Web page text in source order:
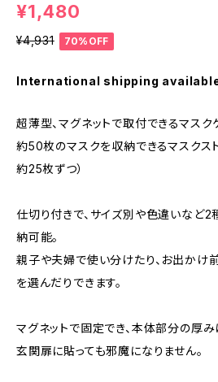
¥1,480
¥4,931 70%OFF
International shipping
超薄型、マグネットで取付できるマスク
約50枚のマスクを収納できるマスクス
約25枚ずつ）
仕切り付きで、サイズ別や色違いなど
納可能。
親子や夫婦で使い分けたり、お出かけ
を選んだりできます。
マグネットで固定でき、本体部分の厚
玄関扉に貼っても邪魔になりません。